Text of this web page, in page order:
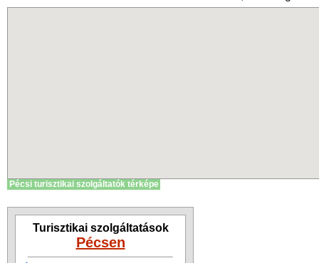
Pécsi turisztikai szolgáltatók térképe
Turisztikai szolgáltatások
Pécsen